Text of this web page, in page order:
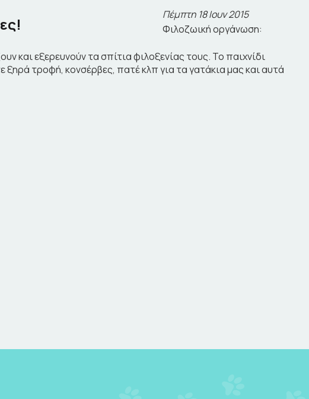
Πέμπτη 18 Ιουν 2015
Φιλοζωική οργάνωση:
και εξερευνούν τα σπίτια φιλοξενίας τους. Το παιχνίδι
τροφή, κονσέρβες, πατέ κλπ για τα γατάκια μας και αυτά